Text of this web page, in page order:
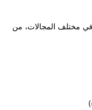
مختلف المجالات، من